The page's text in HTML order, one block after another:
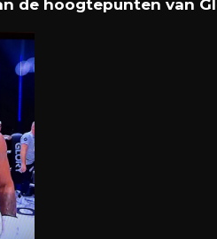
de hoogtepunten van